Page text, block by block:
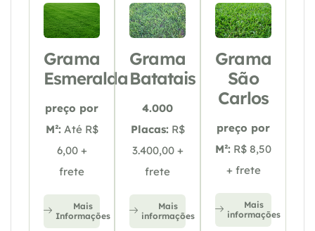
Grama
Esmeralda
preço por
M²: Até R$
6,00 +
frete
Mais
Informações
Grama
Batatais
4.000
Placas: R$
3.400,00 +
frete
Mais
informações
Grama
São
Carlos
preço por
M²: R$ 8,50
+ frete
Mais
informações